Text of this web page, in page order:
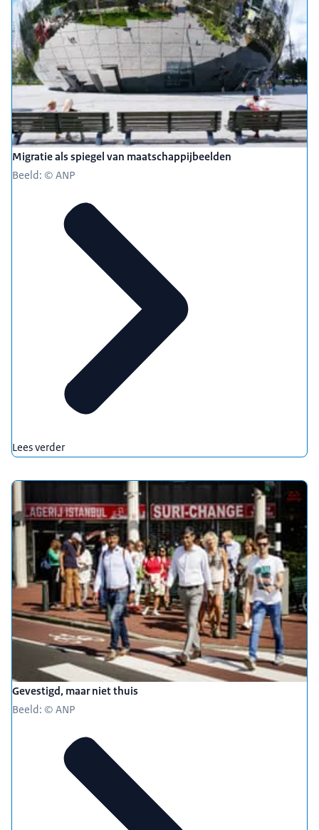
Migratie als spiegel van maatschappijbeelden
Beeld: © ANP
Lees verder
Gevestigd, maar niet thuis
Beeld: © ANP